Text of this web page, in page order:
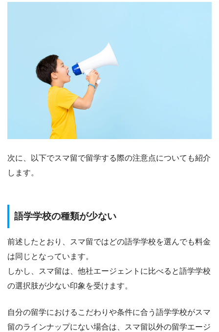
次に、以下でスマ留で留学する際の注意点についても紹介
します。
語学学校の種類が少ない
前述したとおり、スマ留ではどの語学学校を選んでも料金
は同じとなっています。
しかし、スマ留は、他社エージェントに比べると語学学校
の選択肢が少ない印象を受けます。
自分の留学におけるこだわりや条件に合う語学学校がスマ
留のラインナップにない場合は、スマ留以外の留学エージ